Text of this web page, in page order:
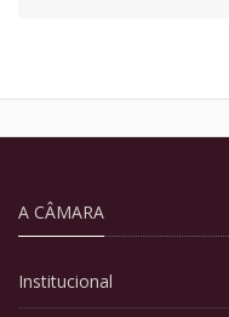
A CÂMARA
Institucional